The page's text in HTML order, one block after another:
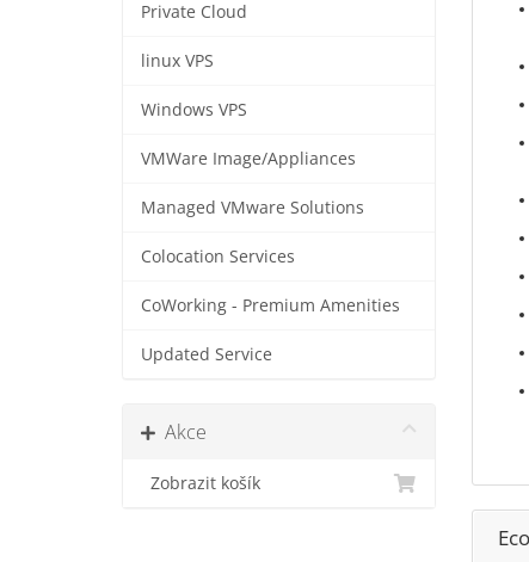
Private Cloud
linux VPS
Windows VPS
VMWare Image/Appliances
Managed VMware Solutions
Colocation Services
CoWorking - Premium Amenities
Updated Service
Akce
Zobrazit košík